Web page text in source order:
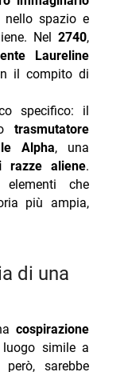
spazio e
Nel2740,
Laureline
il compito di
specifico: il
trasmutatore
Alpha, una
razze aliene.
elementi che
più ampia,
cospirazione
simile a
sarebbe